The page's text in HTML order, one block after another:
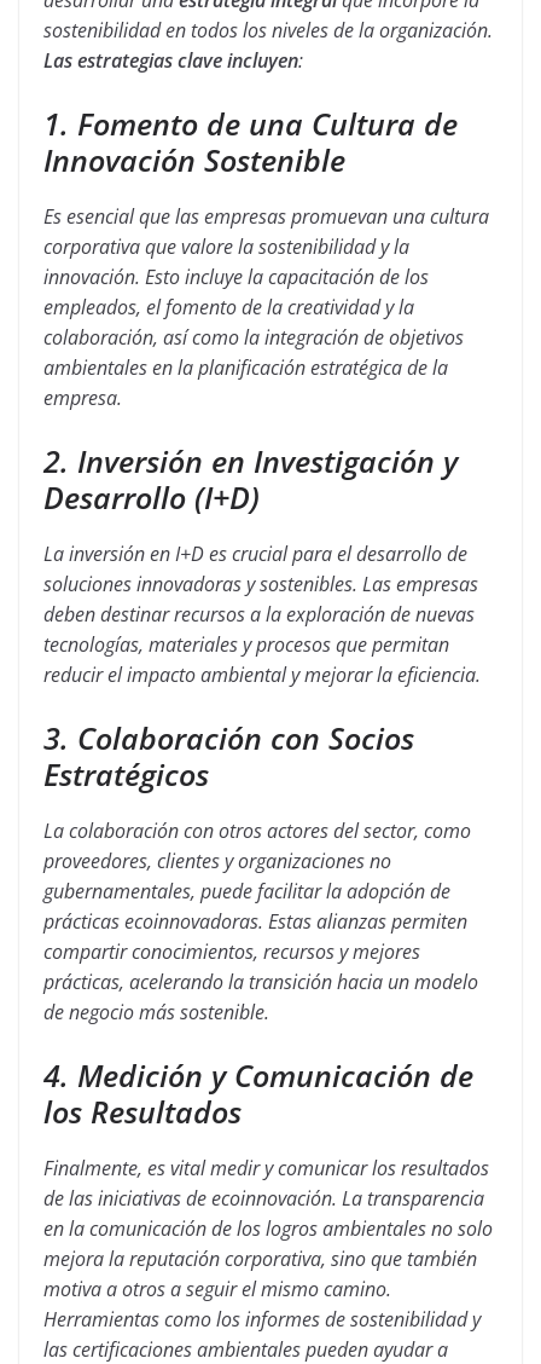
sostenibilidad en todos los niveles de la organización.
Las estrategias clave incluyen:
1. Fomento de una Cultura de
Innovación Sostenible
Es esencial que las empresas promuevan una cultura
corporativa que valore la sostenibilidad y la
innovación. Esto incluye la capacitación de los
empleados, el fomento de la creatividad y la
colaboración, así como la integración de objetivos
ambientales en la planificación estratégica de la
empresa.
2. Inversión en Investigación y
Desarrollo (I+D)
La inversión en I+D es crucial para el desarrollo de
soluciones innovadoras y sostenibles. Las empresas
deben destinar recursos a la exploración de nuevas
tecnologías, materiales y procesos que permitan
reducir el impacto ambiental y mejorar la eficiencia.
3. Colaboración con Socios
Estratégicos
La colaboración con otros actores del sector, como
proveedores, clientes y organizaciones no
gubernamentales, puede facilitar la adopción de
prácticas ecoinnovadoras. Estas alianzas permiten
compartir conocimientos, recursos y mejores
prácticas, acelerando la transición hacia un modelo
de negocio más sostenible.
4. Medición y Comunicación de
los Resultados
Finalmente, es vital medir y comunicar los resultados
de las iniciativas de ecoinnovación. La transparencia
en la comunicación de los logros ambientales no solo
mejora la reputación corporativa, sino que también
motiva a otros a seguir el mismo camino.
Herramientas como los informes de sostenibilidad y
las certificaciones ambientales pueden ayudar a